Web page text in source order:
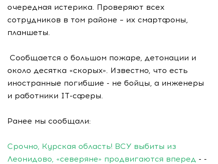
очередная истерика. Проверяют всех
сотрудников в том районе – их смартфоны,
планшеты.
Сообщается о большом пожаре, детонации и
около десятка «скорых». Известно, что есть
иностранные погибшие - не бойцы, а инженеры
и работники IT-сферы.
Ранее мы сообщали:
Срочно, Курская область! ВСУ выбиты из
Леонидово, «северяне» продвигаются вперед - -